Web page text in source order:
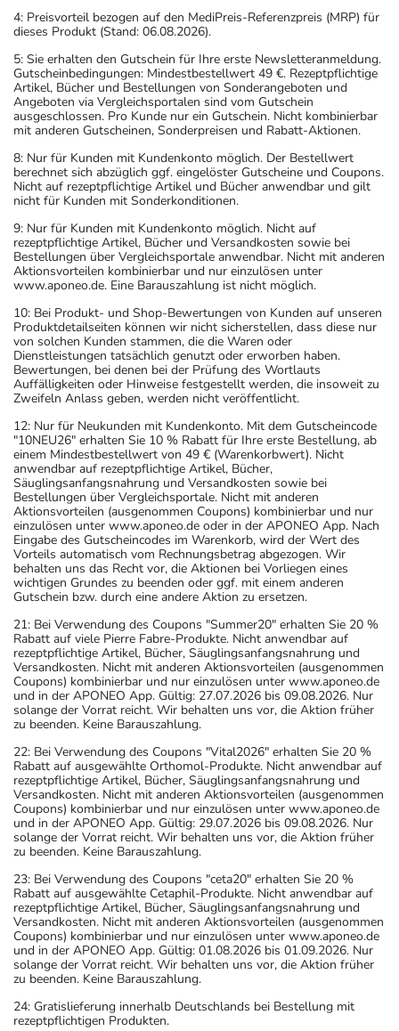
4: Preisvorteil bezogen auf den MediPreis-Referenzpreis (MRP) für
dieses Produkt (Stand: 06.08.2026).
5: Sie erhalten den Gutschein für Ihre erste Newsletteranmeldung.
Gutscheinbedingungen: Mindestbestellwert 49 €. Rezeptpflichtige
Artikel, Bücher und Bestellungen von Sonderangeboten und
Angeboten via Vergleichsportalen sind vom Gutschein
ausgeschlossen. Pro Kunde nur ein Gutschein. Nicht kombinierbar
mit anderen Gutscheinen, Sonderpreisen und Rabatt-Aktionen.
8: Nur für Kunden mit Kundenkonto möglich. Der Bestellwert
berechnet sich abzüglich ggf. eingelöster Gutscheine und Coupons.
Nicht auf rezeptpflichtige Artikel und Bücher anwendbar und gilt
nicht für Kunden mit Sonderkonditionen.
9: Nur für Kunden mit Kundenkonto möglich. Nicht auf
rezeptpflichtige Artikel, Bücher und Versandkosten sowie bei
Bestellungen über Vergleichsportale anwendbar. Nicht mit anderen
Aktionsvorteilen kombinierbar und nur einzulösen unter
www.aponeo.de. Eine Barauszahlung ist nicht möglich.
10: Bei Produkt- und Shop-Bewertungen von Kunden auf unseren
Produktdetailseiten können wir nicht sicherstellen, dass diese nur
von solchen Kunden stammen, die die Waren oder
Dienstleistungen tatsächlich genutzt oder erworben haben.
Bewertungen, bei denen bei der Prüfung des Wortlauts
Auffälligkeiten oder Hinweise festgestellt werden, die insoweit zu
Zweifeln Anlass geben, werden nicht veröffentlicht.
12: Nur für Neukunden mit Kundenkonto. Mit dem Gutscheincode
"10NEU26" erhalten Sie 10 % Rabatt für Ihre erste Bestellung, ab
einem Mindestbestellwert von 49 € (Warenkorbwert). Nicht
anwendbar auf rezeptpflichtige Artikel, Bücher,
Säuglingsanfangsnahrung und Versandkosten sowie bei
Bestellungen über Vergleichsportale. Nicht mit anderen
Aktionsvorteilen (ausgenommen Coupons) kombinierbar und nur
einzulösen unter www.aponeo.de oder in der APONEO App. Nach
Eingabe des Gutscheincodes im Warenkorb, wird der Wert des
Vorteils automatisch vom Rechnungsbetrag abgezogen. Wir
behalten uns das Recht vor, die Aktionen bei Vorliegen eines
wichtigen Grundes zu beenden oder ggf. mit einem anderen
Gutschein bzw. durch eine andere Aktion zu ersetzen.
21: Bei Verwendung des Coupons "Summer20" erhalten Sie 20 %
Rabatt auf viele Pierre Fabre-Produkte. Nicht anwendbar auf
rezeptpflichtige Artikel, Bücher, Säuglingsanfangsnahrung und
Versandkosten. Nicht mit anderen Aktionsvorteilen (ausgenommen
Coupons) kombinierbar und nur einzulösen unter www.aponeo.de
und in der APONEO App. Gültig: 27.07.2026 bis 09.08.2026. Nur
solange der Vorrat reicht. Wir behalten uns vor, die Aktion früher
zu beenden. Keine Barauszahlung.
22: Bei Verwendung des Coupons "Vital2026" erhalten Sie 20 %
Rabatt auf ausgewählte Orthomol-Produkte. Nicht anwendbar auf
rezeptpflichtige Artikel, Bücher, Säuglingsanfangsnahrung und
Versandkosten. Nicht mit anderen Aktionsvorteilen (ausgenommen
Coupons) kombinierbar und nur einzulösen unter www.aponeo.de
und in der APONEO App. Gültig: 29.07.2026 bis 09.08.2026. Nur
solange der Vorrat reicht. Wir behalten uns vor, die Aktion früher
zu beenden. Keine Barauszahlung.
23: Bei Verwendung des Coupons "ceta20" erhalten Sie 20 %
Rabatt auf ausgewählte Cetaphil-Produkte. Nicht anwendbar auf
rezeptpflichtige Artikel, Bücher, Säuglingsanfangsnahrung und
Versandkosten. Nicht mit anderen Aktionsvorteilen (ausgenommen
Coupons) kombinierbar und nur einzulösen unter www.aponeo.de
und in der APONEO App. Gültig: 01.08.2026 bis 01.09.2026. Nur
solange der Vorrat reicht. Wir behalten uns vor, die Aktion früher
zu beenden. Keine Barauszahlung.
24: Gratislieferung innerhalb Deutschlands bei Bestellung mit
rezeptpflichtigen Produkten.